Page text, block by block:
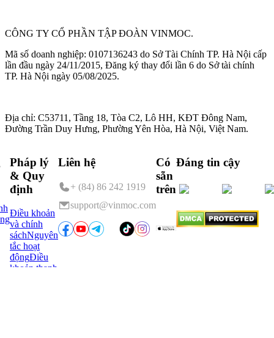
CÔNG TY CỔ PHẦN TẬP ĐOÀN VINMOC.
Mã số doanh nghiệp: 0107136243 do Sở Tài Chính TP. Hà Nội cấp
lần đầu ngày 24/11/2015, Đăng ký thay đổi lần 6 do Sở tài chính
TP. Hà Nội ngày 05/08/2025.
Địa chỉ: C53711, Tầng 18, Tòa C2, Lô HH, KĐT Đông Nam,
Đường Trần Duy Hưng, Phường Yên Hòa, Hà Nội, Việt Nam.
Pháp lý
& Quy
định
Điều khoản
và chính
sáchNguyên
tắc hoạt
độngĐiều
khoản thanh
Liên hệ
+ (84) 86 242 1919
support@vinmoc.com
Có
sẵn
trên
Đáng tin cậy